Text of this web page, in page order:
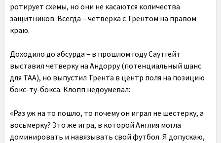
ротирует схемы, но они не касаются количества
защитников. Всегда – четверка с Трентом на правом
краю.
Доходило до абсурда – в прошлом году Саутгейт
выставил четверку на Андорру (потенциальный шанс
для ТАА), но выпустил Трента в центр поля на позицию
бокс-ту-бокса. Клопп недоумевал:
«Раз уж на то пошло, то почему он играл не шестерку, а
восьмерку? Это же игра, в которой Англия могла
доминировать и навязывать свой футбол. Я допускаю,